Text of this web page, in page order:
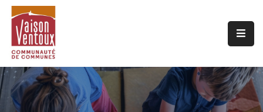
Accueil
L’interco
Vivre